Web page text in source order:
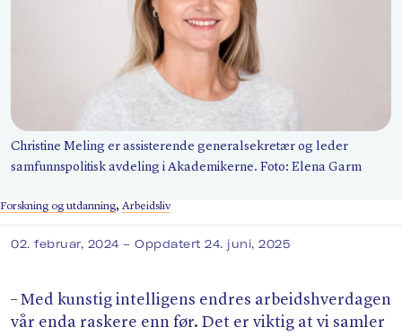
Christine Meling er assisterende generalsekretær og leder
samfunnspolitisk avdeling i Akademikerne. Foto: Elena Garm
Forskning og utdanning, Arbeidsliv
02. februar, 2024– Oppdatert 24. juni, 2025
– Med kunstig intelligens endres arbeidshverdagen
vår enda raskere enn før. Det er viktig at vi samler